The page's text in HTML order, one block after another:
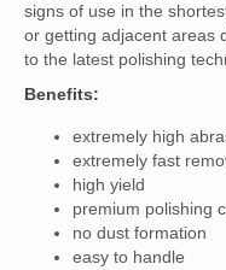
signs of use in the
or getting adjacent areas
to the latest polishing
Benefits:
extremely high
extremely fast
high yield
premium polishing
no dust formation
easy to handle